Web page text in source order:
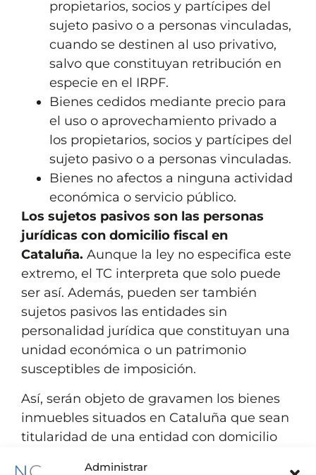
Administrar
propietarios, socios y partícipes del
sujeto pasivo o a personas vinculadas,
cuando se destinen al uso privativo,
salvo que constituyan retribución en
especie en el IRPF.
Bienes cedidos mediante precio para
el uso o aprovechamiento privado a
los propietarios, socios y partícipes del
sujeto pasivo o a personas vinculadas.
Bienes no afectos a ninguna actividad
económica o servicio público.
Los sujetos pasivos son las personas
jurídicas con domicilio fiscal en
Cataluña. Aunque la ley no especifica este
extremo, el TC interpreta que solo puede
ser así. Además, pueden ser también
sujetos pasivos las entidades sin
personalidad jurídica que constituyan una
unidad económica o un patrimonio
susceptibles de imposición.
Así, serán objeto de gravamen los bienes
inmuebles situados en Cataluña que sean
titularidad de una entidad con domicilio